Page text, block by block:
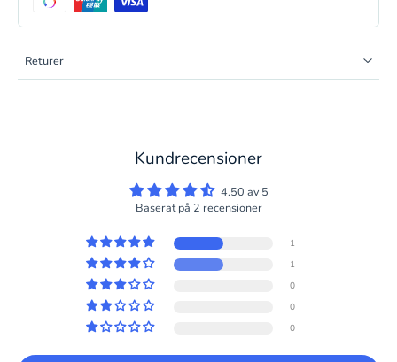
Returer
Kundrecensioner
4.50 av 5
Baserat på 2 recensioner
1
1
0
0
0